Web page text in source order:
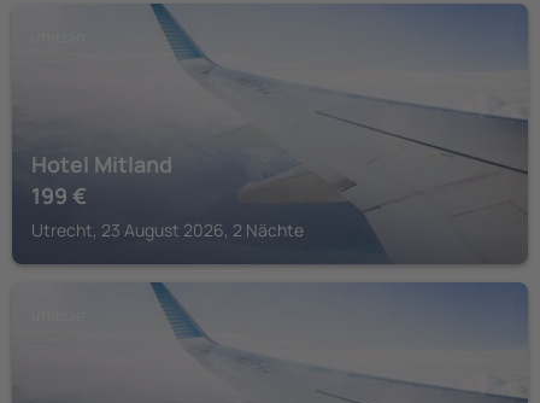
Hotel Mitland
199 €
Utrecht, 23 August 2026, 2 Nächte